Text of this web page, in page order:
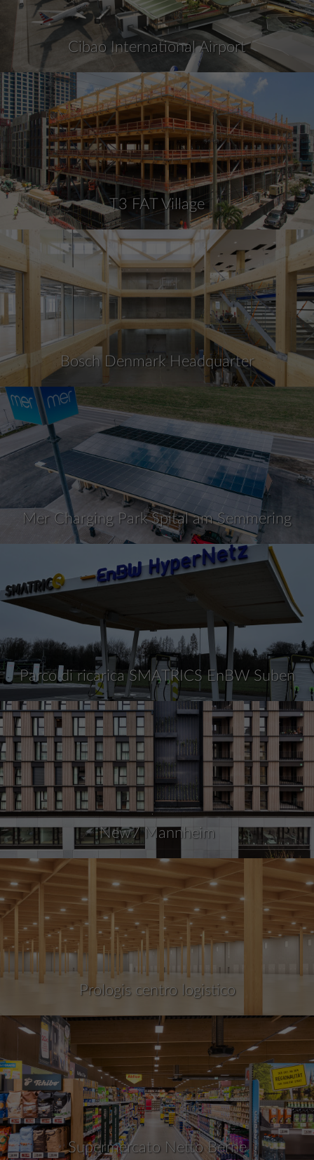
Cibao International Airport
T3 FAT Village
Bosch Denmark Headquarter
Mer Charging Park Spital am Semmering
Parco di ricarica SMATRICS EnBW Suben
New7 Mannheim
Prologis centro logistico
Supermercato Netto Berne